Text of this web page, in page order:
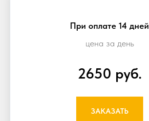
При оплате 14 дней
цена за день
2650 руб.
ЗАКАЗАТЬ